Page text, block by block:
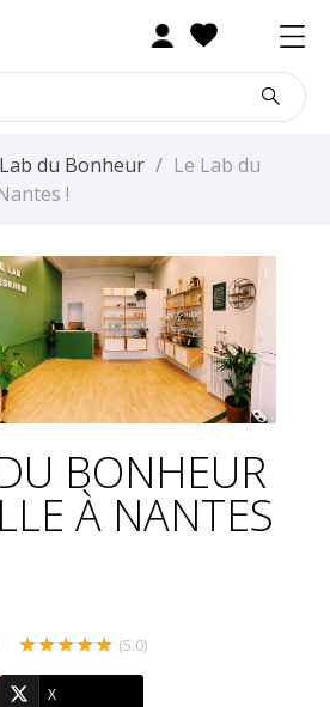
du Bonheur
Le Lab du
!
BONHEUR
À NANTES
★★★★★ (5.0)
X